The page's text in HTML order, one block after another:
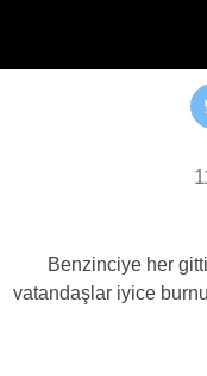
Benzinciye her
vatandaşlar iyice